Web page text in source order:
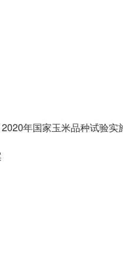
2020年国家玉米品种试验实